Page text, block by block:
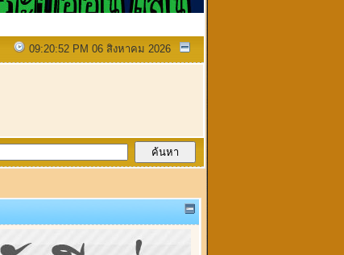
09:20:52 PM 06 สิงหาคม 2026